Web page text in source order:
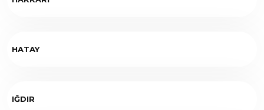
HATAY
IĞDIR